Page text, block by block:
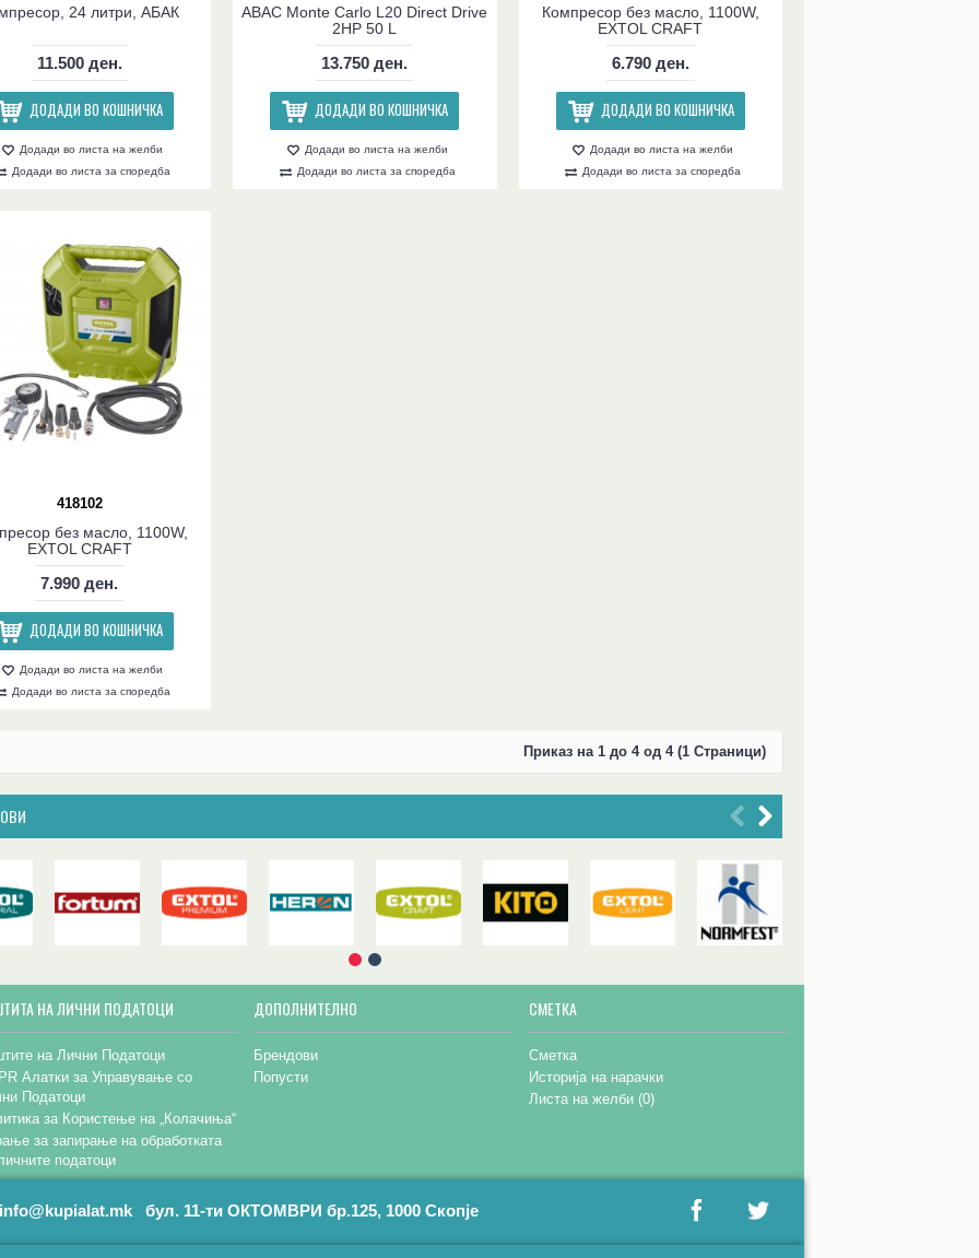
24 литри, АБАК
11.500 ден.
ДОДАДИ ВО КОШНИЧКА
Додади во листа на желби
Додади во листа за споредба
ABAC Monte Carlo L20 Direct Drive
2HP 50 L
13.750 ден.
ДОДАДИ ВО КОШНИЧКА
Додади во листа на желби
Додади во листа за споредба
Компресор без масло, 1100W,
EXTOL CRAFT
6.790 ден.
ДОДАДИ ВО КОШНИЧКА
Додади во листа на желби
Додади во листа за споредба
418102
без масло, 1100W,
EXTOL CRAFT
7.990 ден.
ДОДАДИ ВО КОШНИЧКА
Додади во листа на желби
Додади во листа за споредба
Приказ на 1 до 4 од 4 (1 Страници)
НА ЛИЧНИ ПОДАТОЦИ
на Лични Податоци
Алатки за Управување со
Податоци
за Користење на „Колачиња“
за запирање на обработката
податоци
ДОПОЛНИТЕЛНО
Брендови
Попусти
СМЕТКА
Сметка
Историја на нарачки
Листа на желби (0)
info@kupialat.mk бул. 11-ти ОКТОМВРИ бр.125, 1000 Скопје